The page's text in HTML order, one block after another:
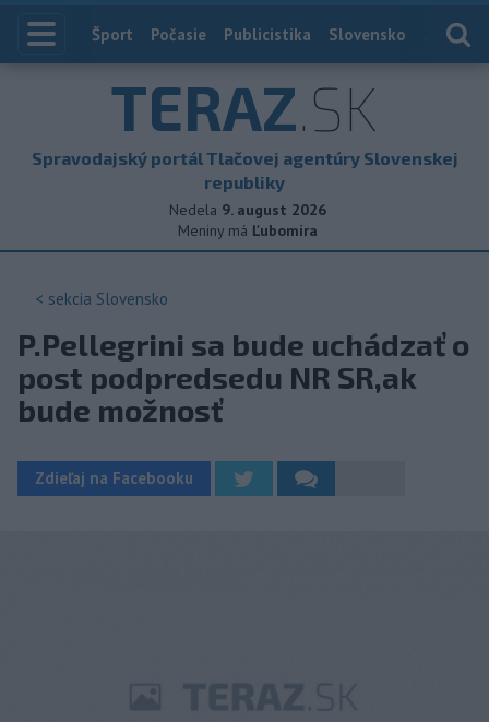
Index
Šport Počasie Publicistika Slovensko
TERAZ.SK
Spravodajský portál Tlačovej agentúry Slovenskej
republiky
Nedela 9. august 2026
Meniny má Ľubomíra
< sekcia Slovensko
P.Pellegrini sa bude uchádzať o
post podpredsedu NR SR,ak
bude možnosť
Zdieľaj na Facebooku